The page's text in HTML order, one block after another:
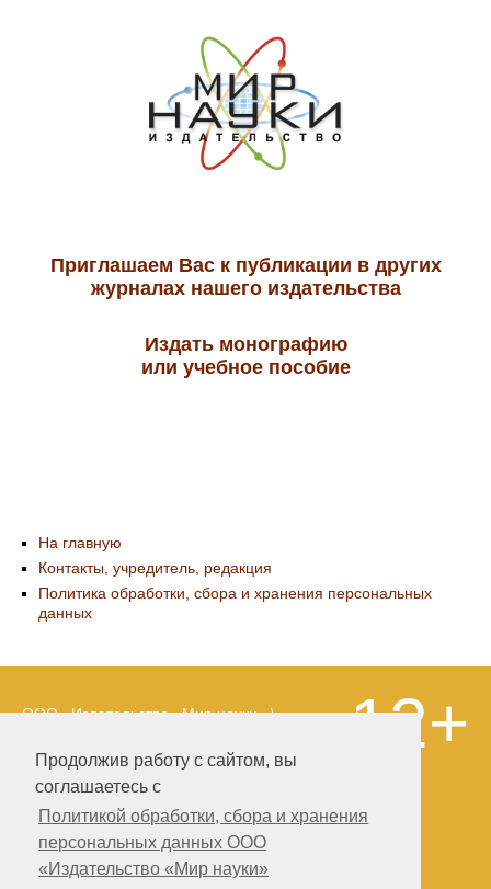
Продолжив работу с сайтом, вы
соглашаетесь с
Политикой обработки, сбора и хранения
персональных данных ООО
«Издательство «Мир науки»
Приглашаем Вас к публикации в других
журналах нашего издательства
Издать монографию
или учебное пособие
На главную
Контакты, учредитель, редакция
Политика обработки, сбора и хранения персональных
данных
ООО «Издательство «Мир науки» \
LLC Материалы, размещенные на сайте,
охраняются Законом о защите авторских
прав. Публикация любых материалов
этого сайта запрещена без
предварительного согласования с
издательством. Авторские права на
размещенные на сайте научные
12+